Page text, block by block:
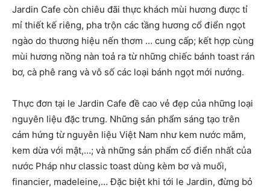
Jardin Cafe còn chiêu đãi thực khách mùi hương được tỉ
mỉ thiết kế riêng, pha trộn các tầng hương cổ điển ngọt
ngào do thương hiệu nến thơm … cung cấp; kết hợp cùng
mùi hương nồng nàn toả ra từ những chiếc bánh toast rán
bơ, cà phê rang và vô số các loại bánh ngọt mới nướng.
Thực đơn tại le Jardin Cafe đề cao vẻ đẹp của những loại
nguyên liệu đặc trưng. Những sản phẩm sáng tạo trên
cảm hứng từ nguyên liệu Việt Nam như kem nước mắm,
kem dừa với mật,…; và những sản phẩm cổ điển nhất của
nước Pháp như classic toast dùng kèm bơ và muối,
financier, madeleine,… Đặc biệt khi tới le Jardin, đừng bỏ